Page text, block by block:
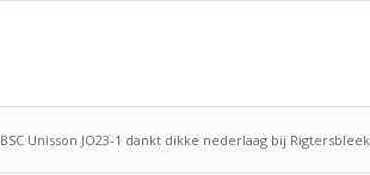
BSC Unisson JO23-1 dankt dikke nederlaag bij